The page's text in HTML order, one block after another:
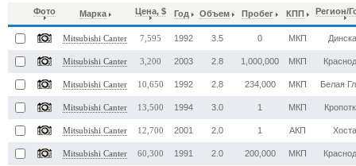
Фото Марка Цена, $ Год Объем Пробег КПП Регион/
Mitsubishi Canter 7,595 1992 3.5 0 МКП
Mitsubishi Canter 3,200 2003 2.8 1,000,000 МКП
Mitsubishi Canter 10,650 1992 2.8 234,000 МКП Белая
Mitsubishi Canter 13,500 1994 3.0 1 МКП
Mitsubishi Canter 12,700 2001 2.0 1 АКП
Mitsubishi Canter 60,300 1991 2.0 200,000 МКП